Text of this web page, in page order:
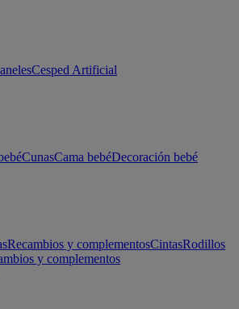
Cesped Artificial
CunasCama bebéDecoración bebé
Recambios y complementosCintasRodillos
y complementos